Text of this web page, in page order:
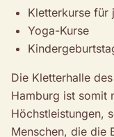
Kletterkurse für
Yoga-Kurse
Die Kletterhalle
Hamburg ist somit
Höchstleistungen,
Menschen, die die